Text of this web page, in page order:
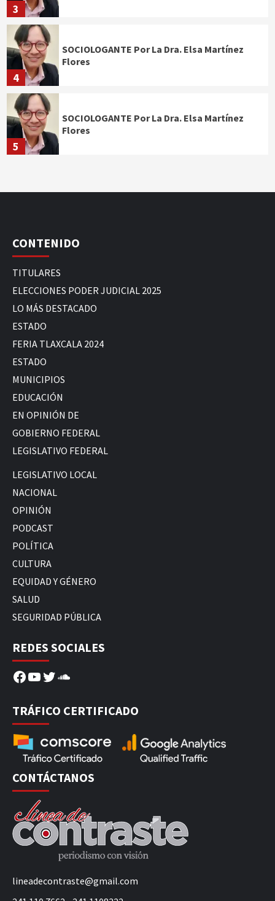
3
4
SOCIOLOGANTE Por La Dra. Elsa Martínez
Flores
5
SOCIOLOGANTE Por La Dra. Elsa Martínez
Flores
CONTENIDO
TITULARES
ELECCIONES PODER JUDICIAL 2025
LO MÁS DESTACADO
ESTADO
FERIA TLAXCALA 2024
ESTADO
MUNICIPIOS
EDUCACIÓN
EN OPINIÓN DE
GOBIERNO FEDERAL
LEGISLATIVO FEDERAL
LEGISLATIVO LOCAL
NACIONAL
OPINIÓN
PODCAST
POLÍTICA
CULTURA
EQUIDAD Y GÉNERO
SALUD
SEGURIDAD PÚBLICA
REDES SOCIALES
Facebook
YouTube
Twitter
SoundCloud
TRÁFICO CERTIFICADO
CONTÁCTANOS
lineadecontraste@gmail.com